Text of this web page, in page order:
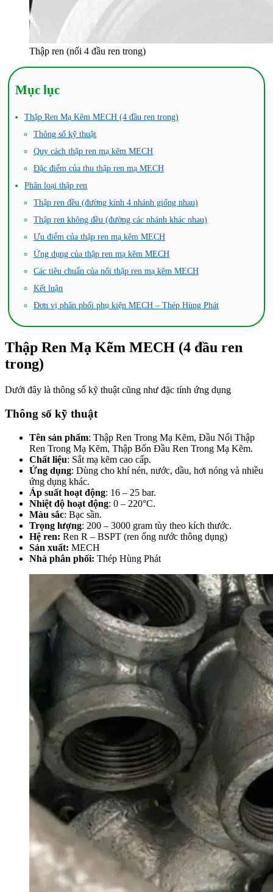
Thập ren (nối 4 đầu ren trong)
Mục lục
Thập Ren Mạ Kẽm MECH (4 đầu ren trong)
Thông số kỹ thuật
Quy cách thập ren mạ kẽm MECH
Đặc điểm của thu thập ren mạ MECH
Phân loại thập ren
Thập ren đều (đường kính 4 nhánh giống nhau)
Thập ren không đều (đường các nhánh khác nhau)
Ưu điểm của thập ren mạ kẽm MECH
Ứng dụng của thập ren mạ kẽm MECH
Các tiêu chuẩn của nối thập ren mạ kẽm MECH
Kết luận
Đơn vị phân phối phụ kiện MECH – Thép Hùng Phát
Thập Ren Mạ Kẽm MECH (4 đầu ren
trong)
Dưới đây là thông số kỹ thuật cũng như đặc tính ứng dụng
Thông số kỹ thuật
Tên sản phẩm: Thập Ren Trong Mạ Kẽm, Đầu Nối Thập
Ren Trong Mạ Kẽm, Thập Bốn Đầu Ren Trong Mạ Kẽm.
Chất liệu: Sắt mạ kẽm cao cấp.
Ứng dụng: Dùng cho khí nén, nước, dầu, hơi nóng và nhiều
ứng dụng khác.
Áp suất hoạt động: 16 – 25 bar.
Nhiệt độ hoạt động: 0 – 220°C.
Màu sắc: Bạc sần.
Trọng lượng: 200 – 3000 gram tùy theo kích thước.
Hệ ren: Ren R – BSPT (ren ống nước thông dụng)
Sản xuất: MECH
Nhà phân phối: Thép Hùng Phát